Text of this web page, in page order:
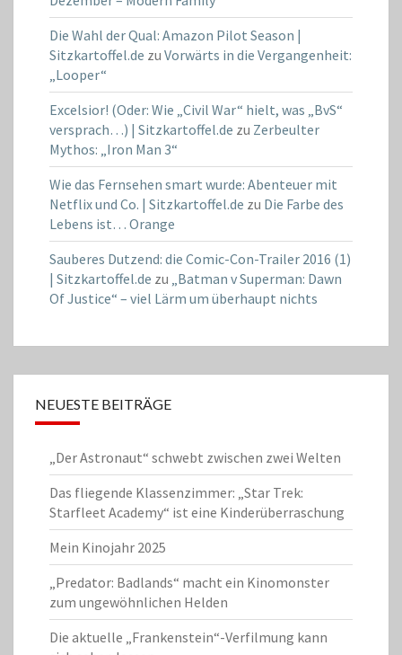
Die Wahl der Qual: Amazon Pilot Season |
Sitzkartoffel.de zu Vorwärts in die Vergangenheit:
„Looper“
Excelsior! (Oder: Wie „Civil War“ hielt, was „BvS“
versprach…) | Sitzkartoffel.de zu Zerbeulter
Mythos: „Iron Man 3“
Wie das Fernsehen smart wurde: Abenteuer mit
Netflix und Co. | Sitzkartoffel.de zu Die Farbe des
Lebens ist… Orange
Sauberes Dutzend: die Comic-Con-Trailer 2016 (1)
| Sitzkartoffel.de zu „Batman v Superman: Dawn
Of Justice“ – viel Lärm um überhaupt nichts
NEUESTE BEITRÄGE
„Der Astronaut“ schwebt zwischen zwei Welten
Das fliegende Klassenzimmer: „Star Trek:
Starfleet Academy“ ist eine Kinderüberraschung
Mein Kinojahr 2025
„Predator: Badlands“ macht ein Kinomonster
zum ungewöhnlichen Helden
Die aktuelle „Frankenstein“-Verfilmung kann